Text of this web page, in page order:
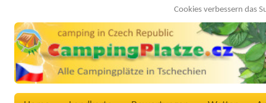
Cookies verbessern das